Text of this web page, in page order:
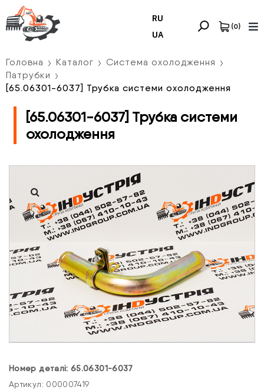
RU
UA
(0)
Головна Каталог
Система охолодження
Патрубки
[65.06301-6037] Трубка системи охолодження
[65.06301-6037] Трубка системи
охолодження
Номер деталі: 65.06301-6037
Артикул: 000007419